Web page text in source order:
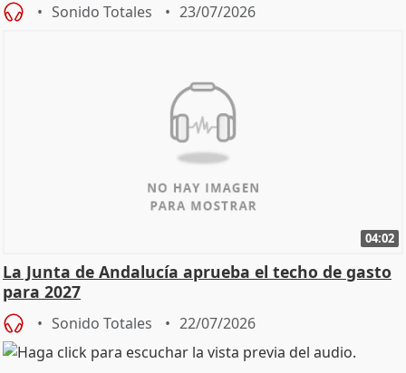
Sonido Totales 23/07/2026
04:02
La Junta de Andalucía aprueba el techo de gasto
para 2027
Sonido Totales 22/07/2026